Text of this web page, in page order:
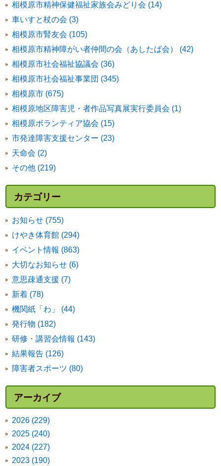
相模原市精神保健福祉家族会みどり会 (14)
車いすと杖の会 (3)
相模原市腎友会 (105)
相模原市精神障がい者仲間の会（あしたば会） (42)
相模原市社会福祉協議会 (36)
相模原市社会福祉事業団 (345)
相模原市 (675)
相模原地区障害児・者作品写真展実行委員会 (1)
相模原ボランティア協会 (15)
市発達障害支援センター (23)
天命会 (2)
その他 (219)
カテゴリー
お知らせ (755)
けやき体育館 (294)
イベント情報 (863)
大切なお知らせ (6)
意思疎通支援 (7)
新着 (78)
機関紙「わ」 (44)
発行物 (182)
研修・講習会情報 (143)
結果報告 (126)
障害者スポーツ (80)
アーカイブ
2026 (229)
2025 (240)
2024 (227)
2023 (190)